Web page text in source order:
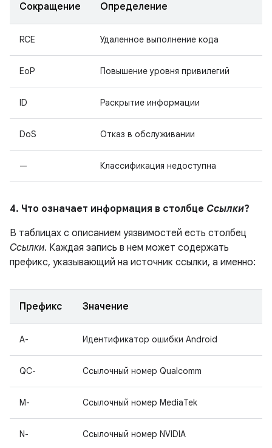
Сокращение Определение
RCE Удаленное выполнение кода
EoP Повышение уровня привилегий
ID Раскрытие информации
DoS Отказ в обслуживании
— Классификация недоступна
4. Что означает информация в столбце Ссылки?
В таблицах с описанием уязвимостей есть столбец
Ссылки. Каждая запись в нем может содержать
префикс, указывающий на источник ссылки, а именно:
Префикс Значение
A- Идентификатор ошибки Android
QC- Ссылочный номер Qualcomm
M- Ссылочный номер MediaTek
N- Ссылочный номер NVIDIA